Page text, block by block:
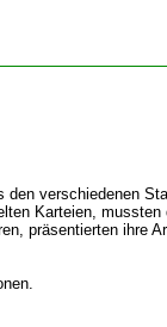
verschiedenen
Karteien,
präsentierten ihre